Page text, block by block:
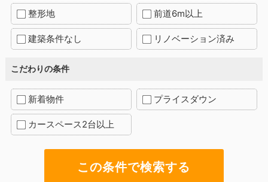
整形地 前道6m以上
建築条件なし リノベーション済み
こだわりの条件
新着物件 プライスダウン
カースペース2台以上